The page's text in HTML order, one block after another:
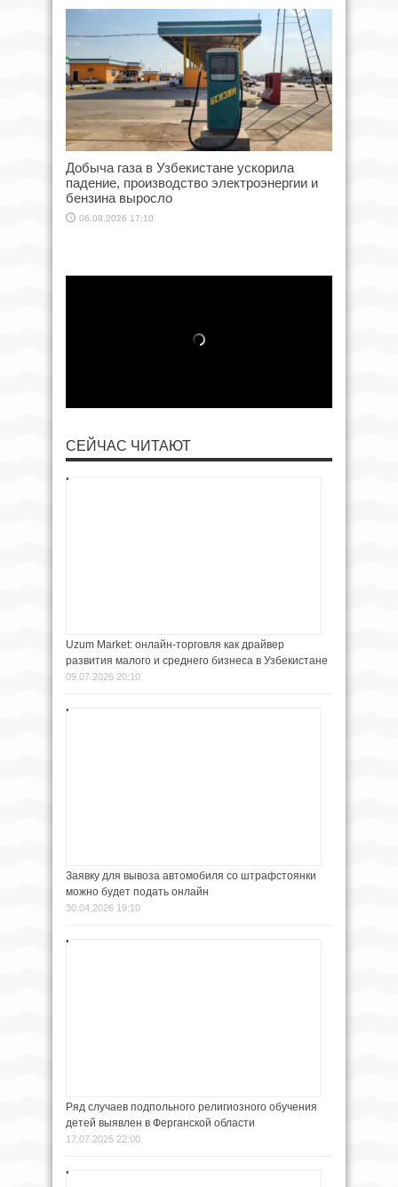
Добыча газа в Узбекистане ускорила
падение, производство электроэнергии и
бензина выросло
06.08.2026 17:10
СЕЙЧАС ЧИТАЮТ
Uzum Market: онлайн-торговля как драйвер
развития малого и среднего бизнеса в Узбекистане
09.07.2026 20:10
Заявку для вывоза автомобиля со штрафстоянки
можно будет подать онлайн
30.04.2026 19:10
Ряд случаев подпольного религиозного обучения
детей выявлен в Ферганской области
17.07.2025 22:00